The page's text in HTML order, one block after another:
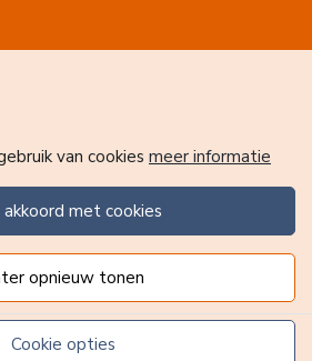
van cookies meer informatie
akkoord met cookies
opnieuw tonen
cookie opties